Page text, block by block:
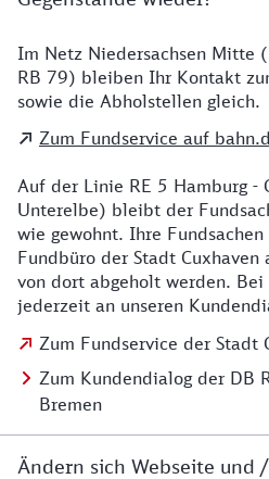
Details zu Kontakt
Im Netz Niedersachsen Mitte
RB 79) bleiben Ihr Kontakt
sowie die Abholstellen gleich.
Zum Fundservice auf
Auf der Linie RE 5 Hamburg -
Unterelbe) bleibt der
wie gewohnt. Ihre
Fundbüro der Stadt
von dort abgeholt werden. Bei
jederzeit an unseren
Zum Fundservice der Stadt
Zum Kundendialog der DB
Bremen
Ändern sich Webseite und